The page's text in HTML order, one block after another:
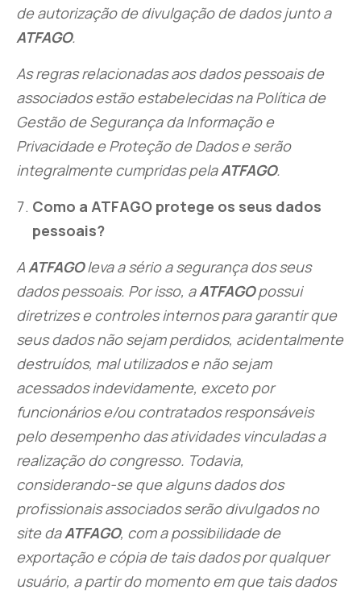
de autorização de divulgação de dados junto a
ATFAGO.
As regras relacionadas aos dados pessoais de
associados estão estabelecidas na Política de
Gestão de Segurança da Informação e
Privacidade e Proteção de Dados e serão
integralmente cumpridas pelaATFAGO.
Como a ATFAGO protege os seus dados
pessoais?
AATFAGOleva a sério a segurança dos seus
dados pessoais. Por isso, aATFAGOpossui
diretrizes e controles internos para garantir que
seus dados não sejam perdidos, acidentalmente
destruídos, mal utilizados e não sejam
acessados indevidamente, ​​exceto por
funcionários e/ou contratados responsáveis
pelo desempenho das atividades vinculadas a
realização do congresso. Todavia,
considerando-se que alguns dados dos
profissionais associados serão divulgados no
site daATFAGO, com a possibilidade de
exportação e cópia de tais dados por qualquer
usuário, a partir do momento em que tais dados